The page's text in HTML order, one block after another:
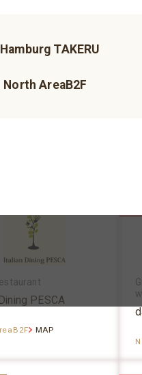
PESCA
MAP
building B2F.
building 1F.
TAKERU
North AreaB2F